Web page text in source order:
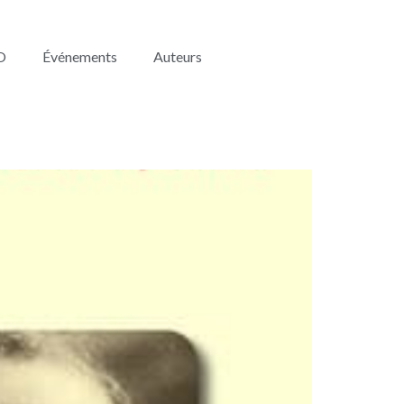
Événements Auteurs